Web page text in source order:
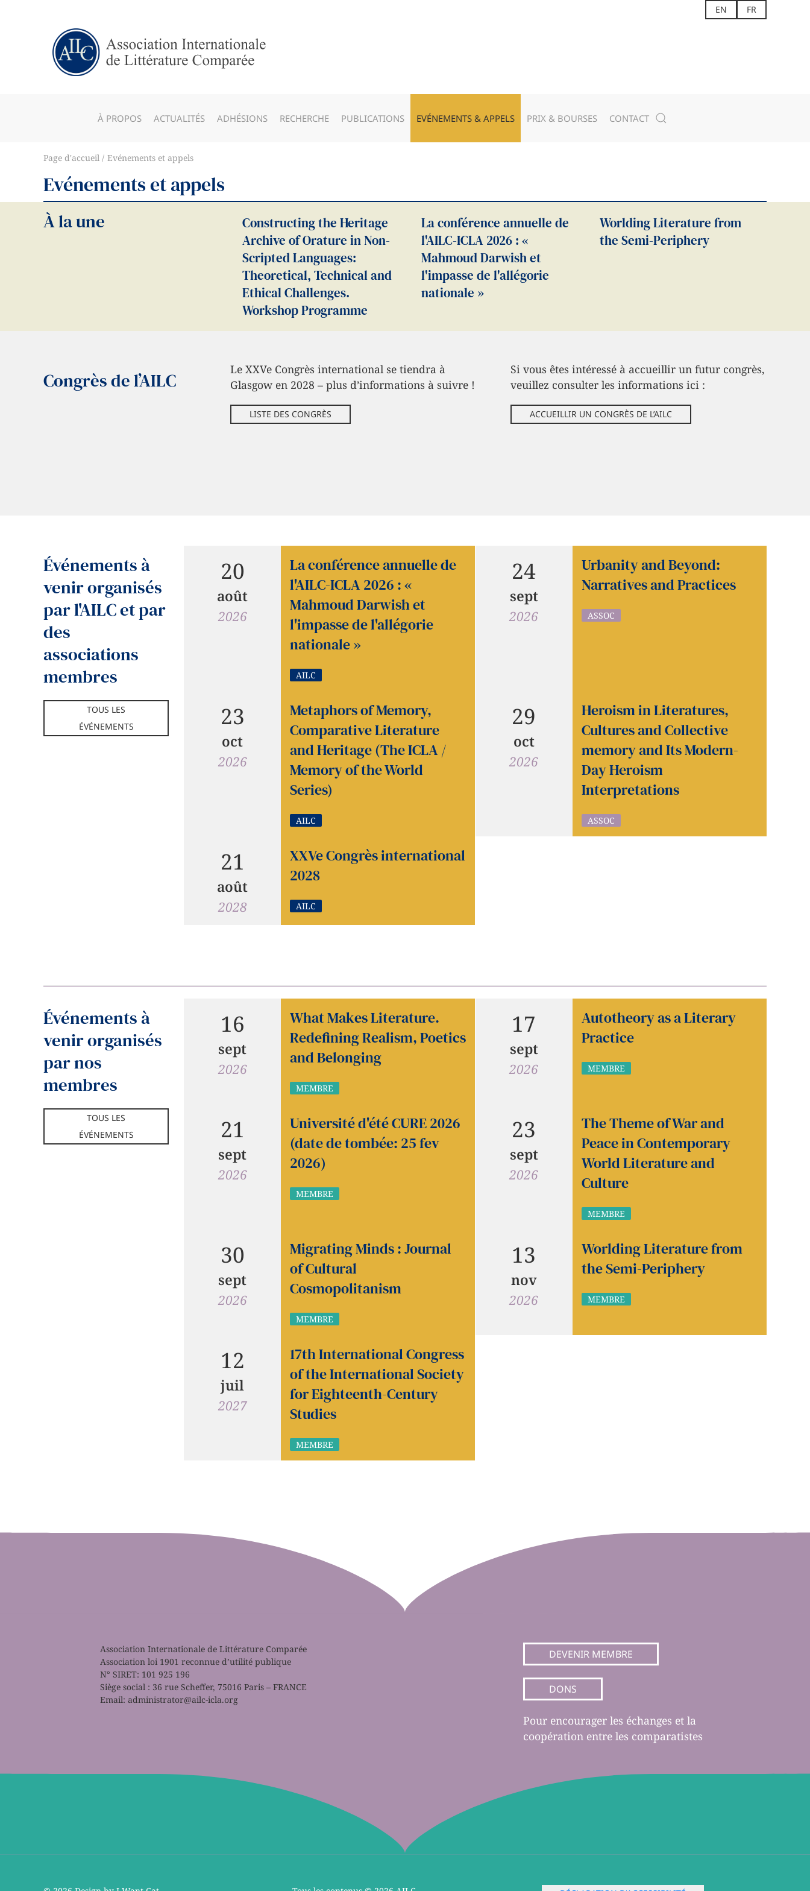
EN FR
À PROPOS ACTUALITÉS ADHÉSIONS RECHERCHE PUBLICATIONS EVÉNEMENTS & APPELS PRIX & BOURSES CONTACT
Page d'accueil Evénements et appels
Evénements et appels
À la une
Constructing the Heritage
Archive of Orature in Non-
Scripted Languages:
Theoretical, Technical and
Ethical Challenges.
Workshop Programme
La conférence annuelle de
l'AILC-ICLA 2026 : «
Mahmoud Darwish et
l'impasse de l'allégorie
nationale »
Worlding Literature from
the Semi-Periphery
Congrès de l’AILC
Le XXVe Congrès international se tiendra à
Glasgow en 2028 – plus d’informations à suivre !
LISTE DES CONGRÈS
Si vous êtes intéressé à accueillir un futur congrès,
veuillez consulter les informations ici :
ACCUEILLIR UN CONGRÈS DE L’AILC
Événements à
venir organisés
par l'AILC et par
des
associations
membres
TOUS LES
ÉVÉNEMENTS
20
août
2026
La conférence annuelle de
l'AILC-ICLA 2026 : «
Mahmoud Darwish et
l'impasse de l'allégorie
nationale »
AILC
24
sept
2026
Urbanity and Beyond:
Narratives and Practices
ASSOC
23
oct
2026
Metaphors of Memory,
Comparative Literature
and Heritage (The ICLA /
Memory of the World
Series)
AILC
29
oct
2026
Heroism in Literatures,
Cultures and Collective
memory and Its Modern-
Day Heroism
Interpretations
ASSOC
21
août
2028
XXVe Congrès international
2028
AILC
Événements à
venir organisés
par nos
membres
TOUS LES
ÉVÉNEMENTS
16
sept
2026
What Makes Literature.
Redefining Realism, Poetics
and Belonging
MEMBRE
17
sept
2026
Autotheory as a Literary
Practice
MEMBRE
21
sept
2026
Université d'été CURE 2026
(date de tombée: 25 fev
2026)
MEMBRE
23
sept
2026
The Theme of War and
Peace in Contemporary
World Literature and
Culture
MEMBRE
30
sept
2026
Migrating Minds : Journal
of Cultural
Cosmopolitanism
MEMBRE
13
nov
2026
Worlding Literature from
the Semi-Periphery
MEMBRE
12
juil
2027
17th International Congress
of the International Society
for Eighteenth-Century
Studies
MEMBRE
Association Internationale de Littérature Comparée
Association loi 1901 reconnue d’utilité publique
N° SIRET: 101 925 196
Siège social : 36 rue Scheffer, 75016 Paris – FRANCE
Email: administrator@ailc-icla.org
DEVENIR MEMBRE
DONS
Pour encourager les échanges et la
coopération entre les comparatistes